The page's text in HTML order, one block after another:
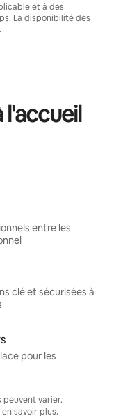
et à des
La disponibilité des
entre les
clé et sécurisées à
pour les
varier.
savoir plus.